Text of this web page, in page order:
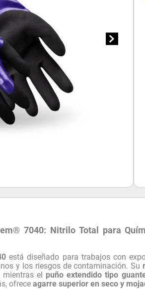
7040: Nitrilo Total para
está diseñado para trabajos con
y los riesgos de contaminación. Su
el puño extendido tipo
ofreceagarre superior en seco y